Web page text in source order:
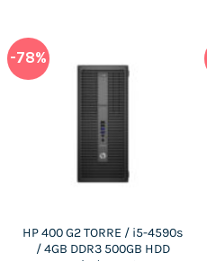
-78%
HP 400 G2 TORRE / i5-4590s
/ 4GB DDR3 500GB HDD